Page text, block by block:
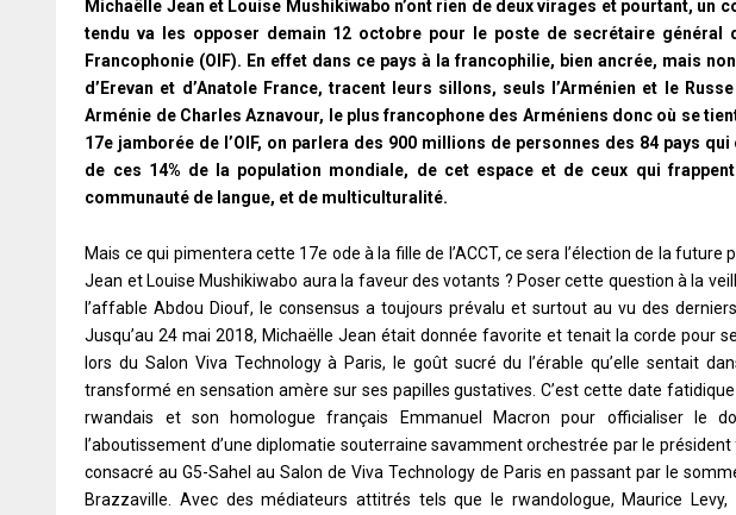
Michaëlle Jean et Louise Mushikiwabo n’ont rien de deux virages et pourtant, un
tendu va les opposer demain 12 octobre pour le poste de secrétaire général
Francophonie (OIF). En effet dans ce pays à la francophilie, bien ancrée, mais
d’Erevan et d’Anatole France, tracent leurs sillons, seuls l’Arménien et le
Arménie de Charles Aznavour, le plus francophone des Arméniens donc où se
17e jamborée de l’OIF, on parlera des 900 millions de personnes des 84 pays qui
de ces 14% de la population mondiale, de cet espace et de ceux qui
communauté de langue, et de multiculturalité.
Mais ce qui pimentera cette 17e ode à la fille de l’ACCT, ce sera l’élection de la future
Jean et Louise Mushikiwabo aura la faveur des votants ? Poser cette question à la
l’affable Abdou Diouf, le consensus a toujours prévalu et surtout au vu des
Jusqu’au 24 mai 2018, Michaëlle Jean était donnée favorite et tenait la corde pour
lors du Salon Viva Technology à Paris, le goût sucré du l’érable qu’elle sentait
transformé en sensation amère sur ses papilles gustatives. C’est cette date
rwandais et son homologue français Emmanuel Macron pour officialiser le
l’aboutissement d’une diplomatie souterraine savamment orchestrée par le
consacré au G5-Sahel au Salon de Viva Technology de Paris en passant par le
Brazzaville. Avec des médiateurs attitrés tels que le rwandologue, Maurice